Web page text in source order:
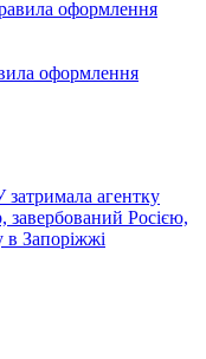
оформлення
агентку
завербований Росією,
в Запоріжжі